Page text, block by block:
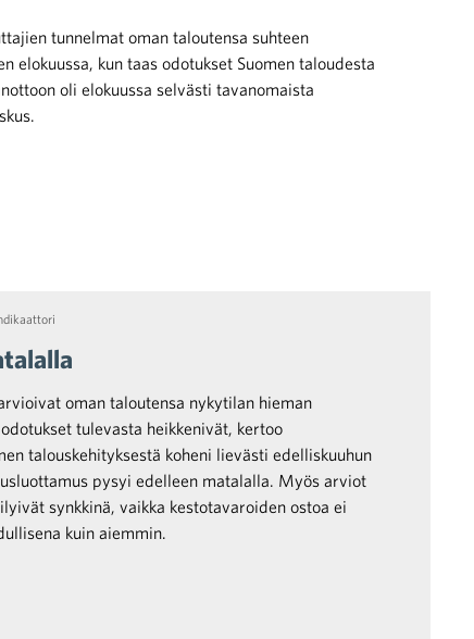
tunnelmat oman taloutensa suhteen
elokuussa, kun taas odotukset Suomen taloudesta
oli elokuussa selvästi tavanomaista
oman taloutensa nykytilan hieman
tulevasta heikkenivät, kertoo
talouskehityksestä koheni lievästi edelliskuuhun
pysyi edelleen matalalla. Myös arviot
synkkinä, vaikka kestotavaroiden ostoa ei
kuin aiemmin.